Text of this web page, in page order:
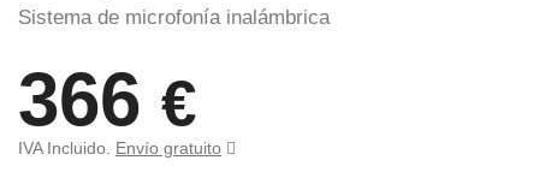
Sistema de microfonía inalámbrica
366 €
IVA Incluido. Envío gratuito